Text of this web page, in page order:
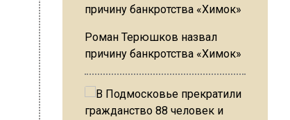
Роман Терюшков назвал
причину банкротства «Химок»